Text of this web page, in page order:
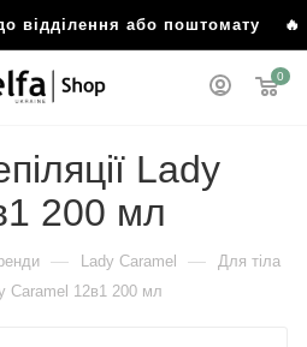
або поштомату🔥
0
Lady
200 мл
— Lady Caramel — Для тіла
Caramel 12в1 200 мл